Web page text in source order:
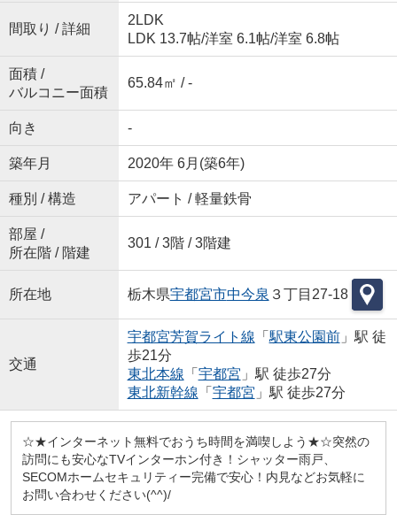
間取り / 詳細
2LDK
LDK 13.7帖/洋室 6.1帖/洋室 6.8帖
面積 /
バルコニー面積
65.84㎡ / -
向き -
築年月 2020年 6月(築6年)
種別 / 構造 アパート / 軽量鉄骨
部屋 /
所在階 / 階建
301 / 3階 / 3階建
所在地 栃木県宇都宮市中今泉 ３丁目27-18
交通
宇都宮芳賀ライト線 「 駅東公園前」駅 徒
歩21分
東北本線 「 宇都宮 」駅 徒歩27分
東北新幹線 「 宇都宮 」駅 徒歩27分
☆★インターネット無料でおうち時間を満喫しよう★☆突然の
訪問にも安心なTVインターホン付き！シャッター雨戸、
SECOMホームセキュリティー完備で安心！内見などお気軽に
お問い合わせください(^^)/